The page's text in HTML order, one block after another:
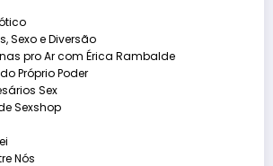
Sexo e Diversão
pro Ar com Érica Rambalde
Próprio Poder
Sex
Sexshop
Nós